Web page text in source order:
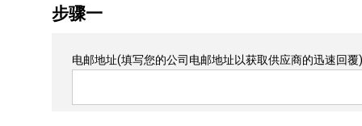
步骤一
电邮地址(填写您的公司电邮地址以获取供应商的迅速回覆)